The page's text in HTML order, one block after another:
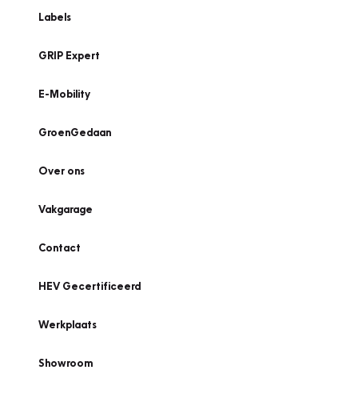
Labels
GRIP Expert
E-Mobility
GroenGedaan
Over ons
Vakgarage
Contact
HEV Gecertificeerd
Werkplaats
Showroom